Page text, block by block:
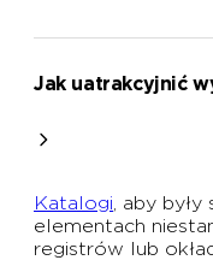
Jak uatrakcyjnić
Katalogi , aby
elementach
registrów lub